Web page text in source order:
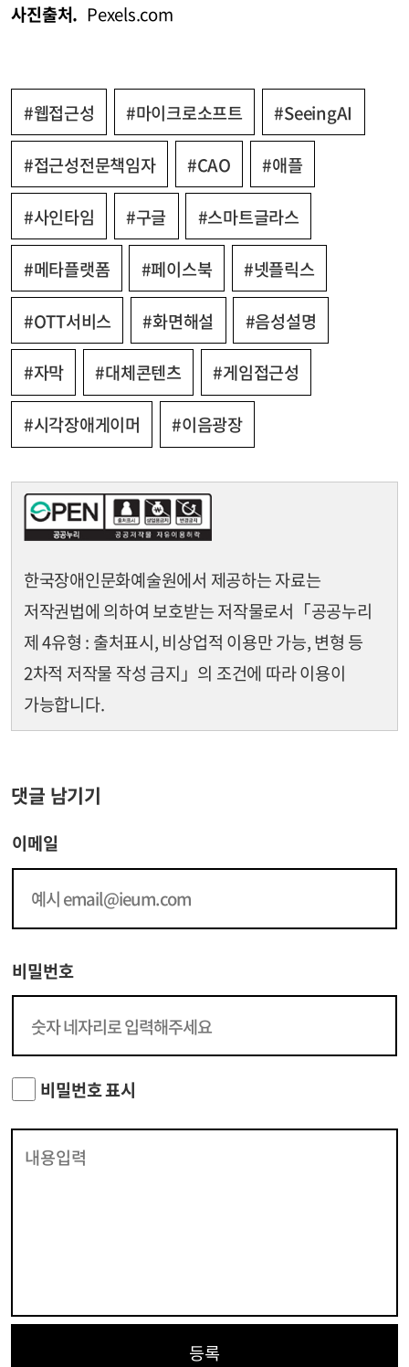
사진출처. Pexels.com
#웹접근성 #마이크로소프트 #SeeingAI
#접근성전문책임자 #CAO #애플
#사인타임 #구글 #스마트글라스
#메타플랫폼 #페이스북 #넷플릭스
#OTT서비스 #화면해설 #음성설명
#자막 #대체콘텐츠 #게임접근성
#시각장애게이머 #이음광장
한국장애인문화예술원에서 제공하는 자료는
저작권법에 의하여 보호받는 저작물로서 「공공누리
제 4유형 : 출처표시, 비상업적 이용만 가능, 변형 등
2차적 저작물 작성 금지」의 조건에 따라 이용이
가능합니다.
댓글 남기기
이메일
비밀번호
비밀번호 표시
등록